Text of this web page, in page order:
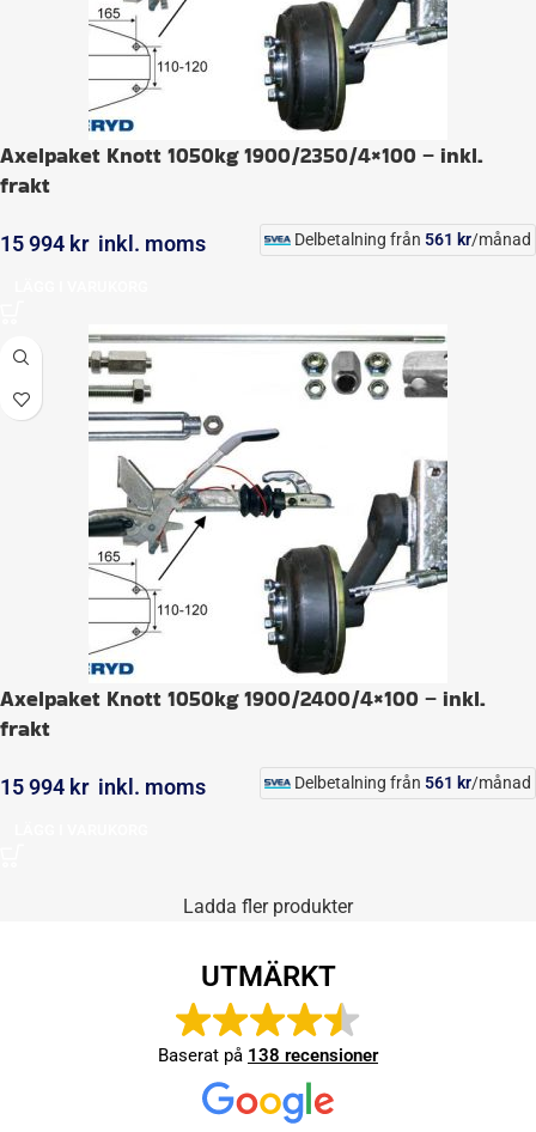
Axelpaket Knott 1050kg 1900/2350/4×100 – inkl.
frakt
15 994 kr inkl. moms Delbetalning från 561 kr/månad
Axelpaket Knott 1050kg 1900/2400/4×100 – inkl.
frakt
15 994 kr inkl. moms Delbetalning från 561 kr/månad
Laddar...
UTMÄRKT
Baserat på 138 recensioner